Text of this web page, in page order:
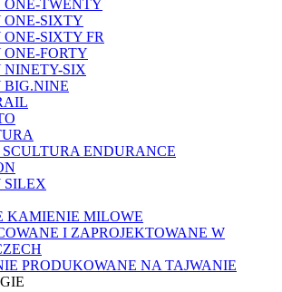
ONE-TWENTY
ONE-SIXTY
ONE-SIXTY FR
ONE-FORTY
NINETY-SIX
BIG.NINE
SCULTURA ENDURANCE
SILEX
KAMIENIE MILOWE
I ZAPROJEKTOWANE W
PRODUKOWANE NA TAJWANIE